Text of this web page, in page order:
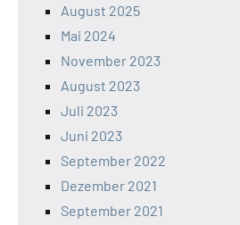
August 2025
Mai 2024
November 2023
August 2023
Juli 2023
Juni 2023
September 2022
Dezember 2021
September 2021